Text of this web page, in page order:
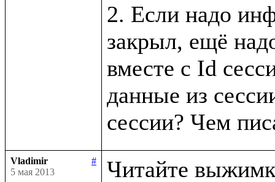
2. Если надо
закрыл, ещё
вместе с Id
данные из
Vladimir
#
5 мая 2013